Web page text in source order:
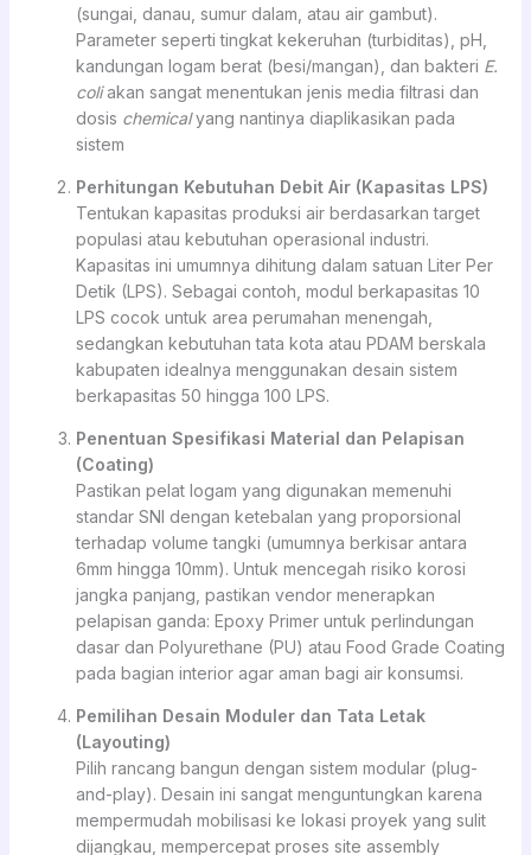
(sungai, danau, sumur dalam, atau air gambut).
Parameter seperti tingkat kekeruhan (turbiditas), pH,
kandungan logam berat (besi/mangan), dan bakteri E.
coliakan sangat menentukan jenis media filtrasi dan
dosis chemicalyang nantinya diaplikasikan pada
sistem
Perhitungan Kebutuhan Debit Air (Kapasitas LPS)
Tentukan kapasitas produksi air berdasarkan target
populasi atau kebutuhan operasional industri.
Kapasitas ini umumnya dihitung dalam satuan Liter Per
Detik (LPS). Sebagai contoh, modul berkapasitas 10
LPS cocok untuk area perumahan menengah,
sedangkan kebutuhan tata kota atau PDAM berskala
kabupaten idealnya menggunakan desain sistem
berkapasitas 50 hingga 100 LPS.
Penentuan Spesifikasi Material dan Pelapisan
(Coating)
Pastikan pelat logam yang digunakan memenuhi
standar SNI dengan ketebalan yang proporsional
terhadap volume tangki (umumnya berkisar antara
6mm hingga 10mm). Untuk mencegah risiko korosi
jangka panjang, pastikan vendor menerapkan
pelapisan ganda: Epoxy Primer untuk perlindungan
dasar dan Polyurethane (PU) atau Food Grade Coating
pada bagian interior agar aman bagi air konsumsi.
Pemilihan Desain Moduler dan Tata Letak
(Layouting)
Pilih rancang bangun dengan sistem modular (plug-
and-play). Desain ini sangat menguntungkan karena
mempermudah mobilisasi ke lokasi proyek yang sulit
dijangkau, mempercepat proses site assembly